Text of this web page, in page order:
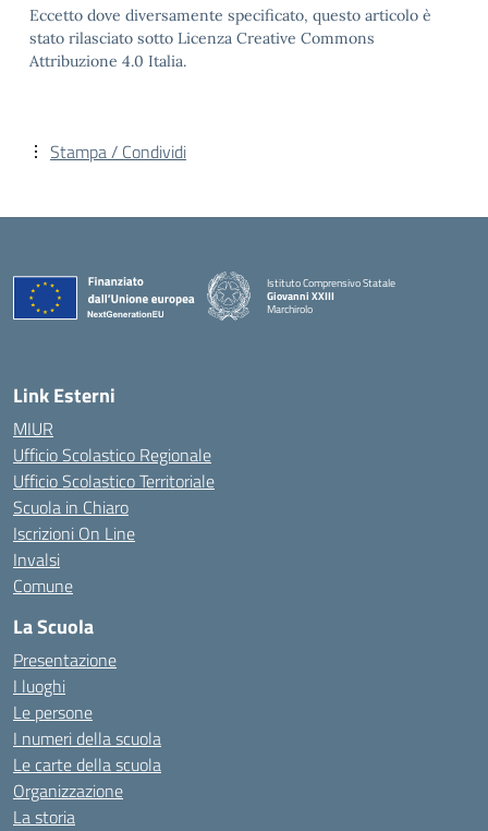
Eccetto dove diversamente specificato, questo articolo è
stato rilasciato sotto Licenza Creative Commons
Attribuzione 4.0 Italia.
Stampa / Condividi
Istituto Comprensivo Statale
Giovanni XXIII
Marchirolo
Link Esterni
MIUR
Ufficio Scolastico Regionale
Ufficio Scolastico Territoriale
Scuola in Chiaro
Iscrizioni On Line
Invalsi
Comune
La Scuola
Presentazione
I luoghi
Le persone
I numeri della scuola
Le carte della scuola
Organizzazione
La storia